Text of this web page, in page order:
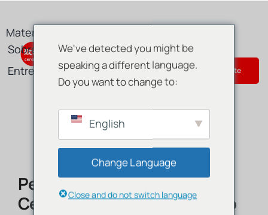
content
Materiais
Sobre
Blog
Entre em contacto connosco
Get Instant Quote
Peças E Componentes De
Cerâmica De Óxido De Berílio
We've detected you might be
speaking a different language.
Do you want to change to:
English
Change Language
Close and do not switch language